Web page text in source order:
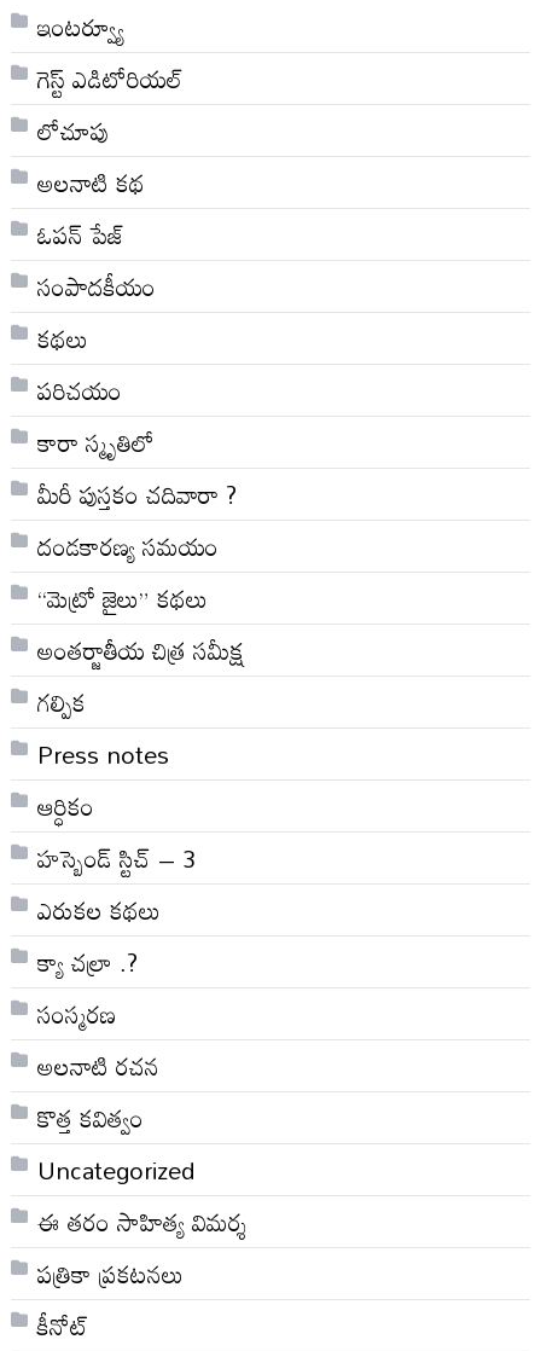
ఇంటర్వ్యూ
గెస్ట్ ఎడిటోరియల్
లోచూపు
అల‌నాటి క‌థ‌
ఓపన్ పేజ్
సంపాదకీయం
కథలు
పరిచయం
కారా స్మృతిలో
మీరీ పుస్తకం చదివారా ?
దండకారణ్య సమయం
“మెట్రో జైలు” కథలు
అంతర్జాతీయ చిత్ర సమీక్ష
గల్పిక
Press notes
ఆర్ధికం
హస్బెండ్ స్టిచ్ – 3
ఎరుకల కథలు
క్యా చల్రా .?
సంస్మరణ
అలనాటి రచన
కొత్త కవిత్వం
Uncategorized
ఈ తరం సాహిత్య విమర్శ
పత్రికా ప్రకటనలు
కీనోట్